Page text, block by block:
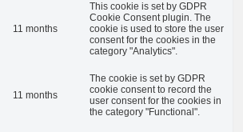
11 months
This cookie is set by GDPR
Cookie Consent plugin. The
cookie is used to store the user
consent for the cookies in the
category "Analytics".
11 months
The cookie is set by GDPR
cookie consent to record the
user consent for the cookies in
the category "Functional".